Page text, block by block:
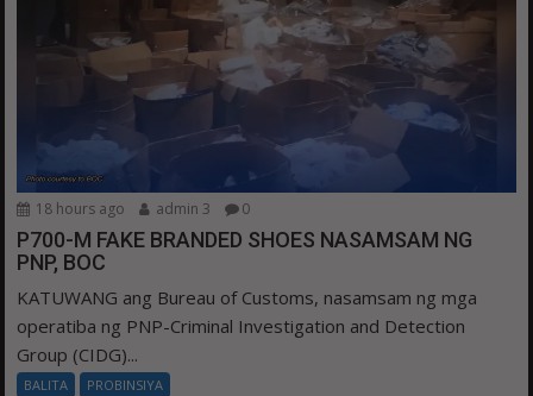
18 hours ago admin 3 0
P700-M FAKE BRANDED SHOES NASAMSAM NG
PNP, BOC
KATUWANG ang Bureau of Customs, nasamsam ng mga
operatiba ng PNP-Criminal Investigation and Detection
Group (CIDG)...
BALITA PROBINSIYA